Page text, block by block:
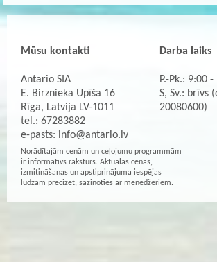
Mūsu kontakti
Antario SIA
E. Birznieka Upīša 16
Rīga, Latvija LV-1011
tel.: 67283882
e-pasts: info@antario.lv
Darba laiks
P.-Pk.: 9:00
S, Sv.: brīvs
20080600)
Norādītajām cenām un ceļojumu programmām
ir informatīvs raksturs. Aktuālas cenas,
izmitināšanas un apstiprinājuma iespējas
lūdzam precizēt, sazinoties ar menedžeriem.